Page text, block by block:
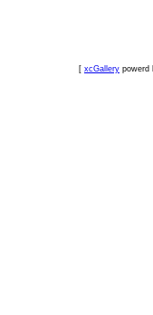
[ xcGallery